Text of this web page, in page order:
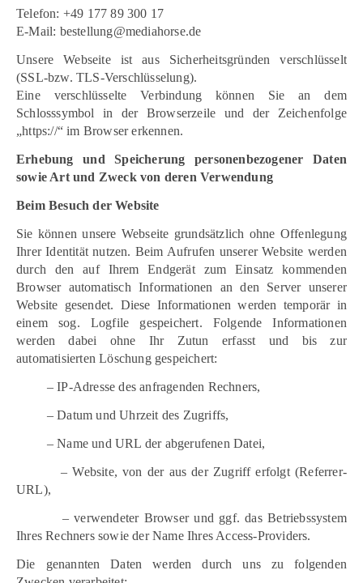
Telefon: +49 177 89 300 17
E-Mail: bestellung@mediahorse.de
Unsere Webseite ist aus Sicherheitsgründen verschlüsselt
(SSL-bzw. TLS-Verschlüsselung).
Eine verschlüsselte Verbindung können Sie an dem
Schlosssymbol in der Browserzeile und der Zeichenfolge
„https://“ im Browser erkennen.
Erhebung und Speicherung personenbezogener Daten
sowie Art und Zweck von deren Verwendung
Beim Besuch der Website
Sie können unsere Webseite grundsätzlich ohne Offenlegung
Ihrer Identität nutzen. Beim Aufrufen unserer Website werden
durch den auf Ihrem Endgerät zum Einsatz kommenden
Browser automatisch Informationen an den Server unserer
Website gesendet. Diese Informationen werden temporär in
einem sog. Logfile gespeichert. Folgende Informationen
werden dabei ohne Ihr Zutun erfasst und bis zur
automatisierten Löschung gespeichert:
– IP-Adresse des anfragenden Rechners,
– Datum und Uhrzeit des Zugriffs,
– Name und URL der abgerufenen Datei,
– Website, von der aus der Zugriff erfolgt (Referrer-
URL),
– verwendeter Browser und ggf. das Betriebssystem
Ihres Rechners sowie der Name Ihres Access-Providers.
Die genannten Daten werden durch uns zu folgenden